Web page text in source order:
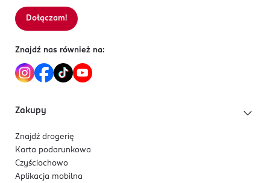
Sortowanie wg
Dołączam!
Znajdź nas również na:
Zakupy
Znajdź drogerię
Karta podarunkowa
Czyściochowo
Aplikacja mobilna